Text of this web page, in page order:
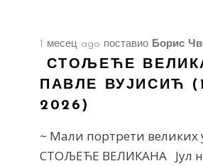
1 месец ago поставио Борис
СТОЉЕЋЕ
ПАВЛЕ ВУЈИСИЋ
2026)
~ Мали портрети великих
СТОЉЕЋЕ ВЕЛИКАНА Јул